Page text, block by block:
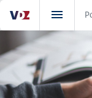
zum
Inhalt